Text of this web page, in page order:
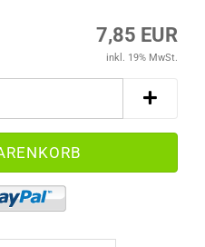
7,85 EUR
inkl. 19% MwSt.